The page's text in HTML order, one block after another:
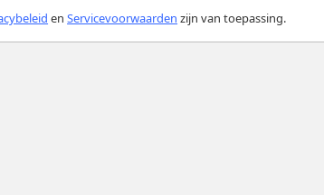
enServicevoorwaarden zijn van toepassing.